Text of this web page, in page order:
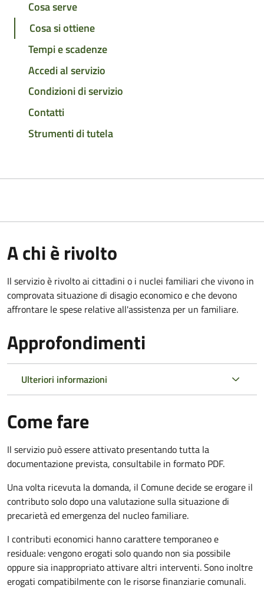
Cosa serve
Cosa si ottiene
Tempi e scadenze
Accedi al servizio
Condizioni di servizio
Contatti
Strumenti di tutela
A chi è rivolto
Il servizio è rivolto ai cittadini o i nuclei familiari che vivono in
comprovata situazione di disagio economico e che devono
affrontare le spese relative all'assistenza per un familiare.
Approfondimenti
Ulteriori informazioni
Come fare
Il servizio può essere attivato presentando tutta la
documentazione prevista, consultabile in formato PDF.
Una volta ricevuta la domanda, il Comune decide se erogare il
contributo solo dopo una valutazione sulla situazione di
precarietà ed emergenza del nucleo familiare.
I contributi economici hanno carattere temporaneo e
residuale: vengono erogati solo quando non sia possibile
oppure sia inappropriato attivare altri interventi. Sono inoltre
erogati compatibilmente con le risorse finanziarie comunali.